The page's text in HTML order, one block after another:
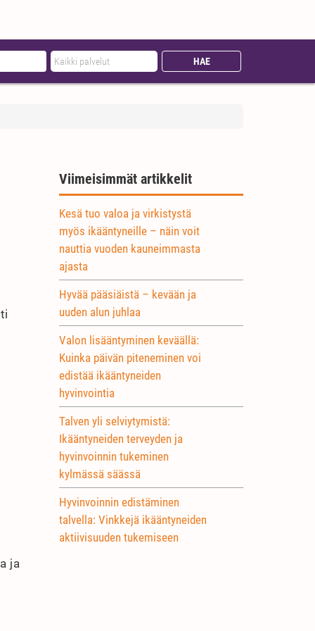
ja
Viimeisimmät artikkelit
Kesä tuo valoa ja virkistystä
myös ikääntyneille – näin voit
nauttia vuoden kauneimmasta
ajasta
Hyvää pääsiäistä – kevään ja
uuden alun juhlaa
Valon lisääntyminen keväällä:
Kuinka päivän piteneminen voi
edistää ikääntyneiden
hyvinvointia
Talven yli selviytymistä:
Ikääntyneiden terveyden ja
hyvinvoinnin tukeminen
kylmässä säässä
Hyvinvoinnin edistäminen
talvella: Vinkkejä ikääntyneiden
aktiivisuuden tukemiseen